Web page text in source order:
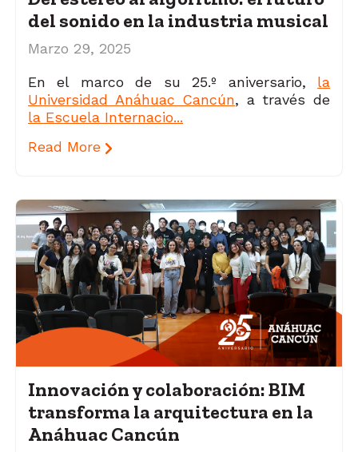
del sonido en la industria musical
Marzo 29, 2025
En el marco de su 25.º aniversario, la
Universidad Anáhuac Cancún, a través de
la Escuela Internacio...
Read More
Innovación y colaboración: BIM
transforma la arquitectura en la
Anáhuac Cancún